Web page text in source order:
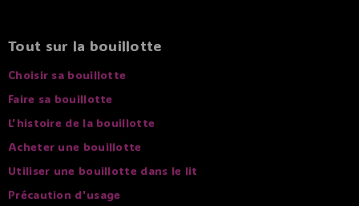
Tout sur la bouillotte
Choisir sa bouillotte
Faire sa bouillotte
L'histoire de la bouillotte
Acheter une bouillotte
Utiliser une bouillotte dans le lit
Précaution d'usage